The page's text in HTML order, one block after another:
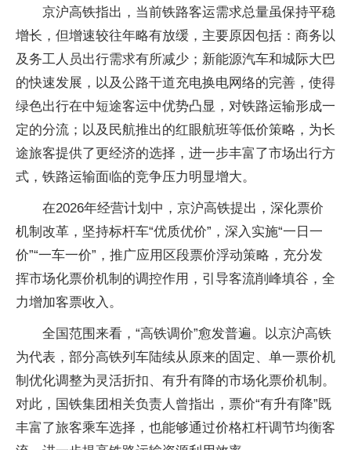
京沪高铁指出，当前铁路客运需求总量虽保持平稳
增长，但增速较往年略有放缓，主要原因包括：商务以
及务工人员出行需求有所减少；新能源汽车和城际大巴
的快速发展，以及公路干道充电换电网络的完善，使得
绿色出行在中短途客运中优势凸显，对铁路运输形成一
定的分流；以及民航推出的红眼航班等低价策略，为长
途旅客提供了更经济的选择，进一步丰富了市场出行方
式，铁路运输面临的竞争压力明显增大。
在2026年经营计划中，京沪高铁提出，深化票价
机制改革，坚持标杆车“优质优价”，深入实施“一日一
价”“一车一价”，推广应用区段票价浮动策略，充分发
挥市场化票价机制的调控作用，引导客流削峰填谷，全
力增加客票收入。
全国范围来看，“高铁调价”愈发普遍。以京沪高铁
为代表，部分高铁列车陆续从原来的固定、单一票价机
制优化调整为灵活折扣、有升有降的市场化票价机制。
对此，国铁集团相关负责人曾指出，票价“有升有降”既
丰富了旅客乘车选择，也能够通过价格杠杆调节均衡客